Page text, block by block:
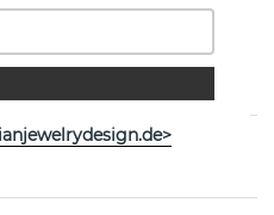
Ring von der